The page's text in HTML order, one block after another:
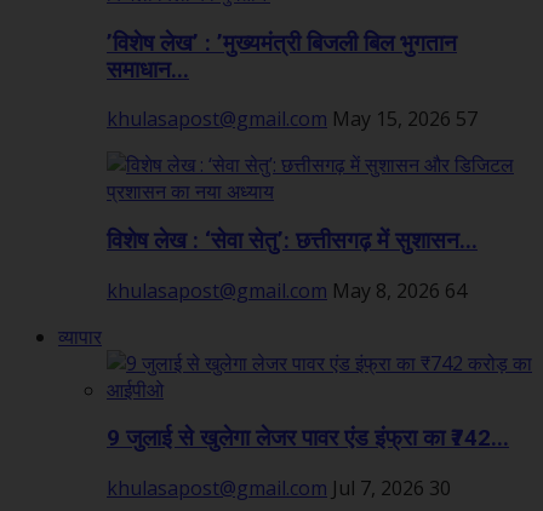
’विशेष लेख’ : ’मुख्यमंत्री बिजली बिल भुगतान
समाधान...
khulasapost@gmail.com May 15, 2026 57
विशेष लेख : ‘सेवा सेतु’: छत्तीसगढ़ में सुशासन...
khulasapost@gmail.com May 8, 2026 64
व्यापार
9 जुलाई से खुलेगा लेजर पावर एंड इंफ्रा का ₹742...
khulasapost@gmail.com Jul 7, 2026 30